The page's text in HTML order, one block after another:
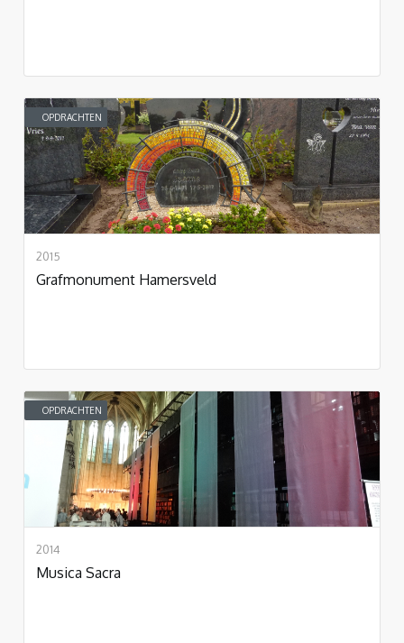
OPDRACHTEN
2015
Grafmonument Hamersveld
OPDRACHTEN
2014
Musica Sacra